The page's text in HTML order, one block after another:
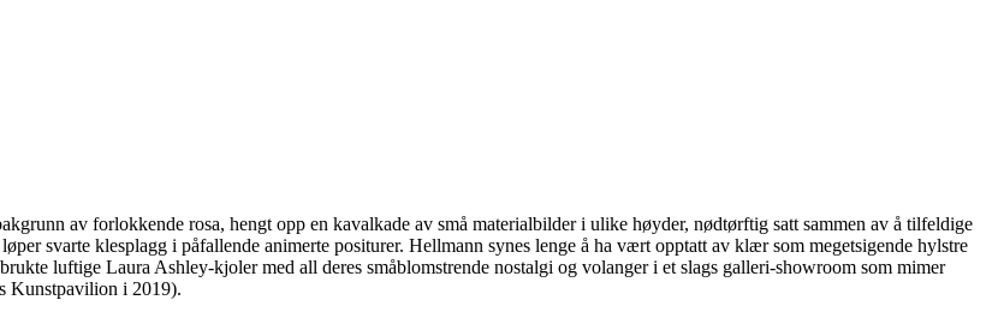
av forlokkende rosa, hengt opp en kavalkade av små materialbilder i ulike høyder, nødtørftig satt sammen av å tilfeldige
svarte klesplagg i påfallende animerte positurer. Hellmann synes lenge å ha vært opptatt av klær som megetsigende hylstre
luftige Laura Ashley-kjoler med all deres småblomstrende nostalgi og volanger i et slags galleri-showroom som mimer
Kunstpavilion i 2019).